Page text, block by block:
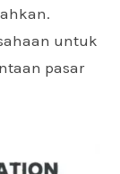
untuk
pasar